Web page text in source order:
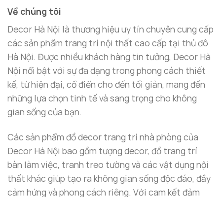
Về chúng tôi
Decor Hà Nội là thương hiệu uy tín chuyên cung cấp
các sản phẩm trang trí nội thất cao cấp tại thủ đô
Hà Nội. Được nhiều khách hàng tin tưởng, Decor Hà
Nội nổi bật với sự đa dạng trong phong cách thiết
kế, từ hiện đại, cổ điển cho đến tối giản, mang đến
những lựa chọn tinh tế và sang trọng cho không
gian sống của bạn.
Các sản phẩm đồ decor trang trí nhà phòng của
Decor Hà Nội bao gồm tượng decor, đồ trang trí
bàn làm việc, tranh treo tường và các vật dụng nội
thất khác giúp tạo ra không gian sống độc đáo, đầy
cảm hứng và phong cách riêng. Với cam kết đảm